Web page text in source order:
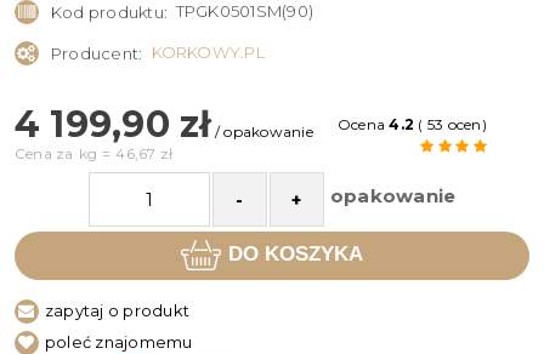
Kod produktu: TPGK0501SM(90)
Producent: KORKOWY.PL
4 199,90 zł / opakowanie
Cena za kg = 46,67 zł
Ocena4.2 ( 53 ocen)
- + opakowanie
DO KOSZYKA
zapytaj o produkt
poleć znajomemu